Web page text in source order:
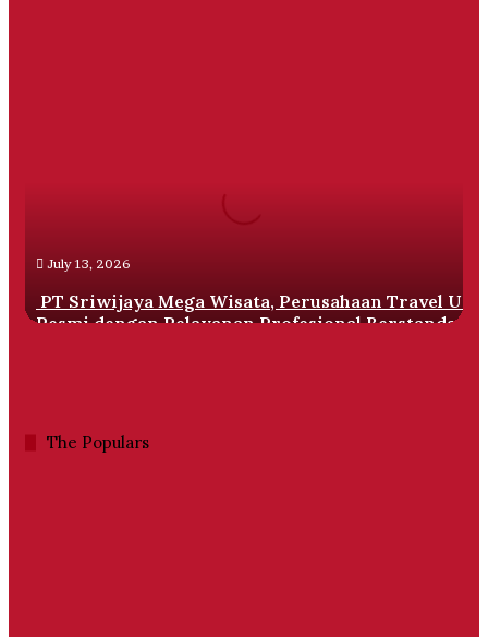
dengan
Pelayanan
Profesional
July 13, 2026
PT Sriwijaya Mega Wisata, Perusahaan Travel
Resmi dengan Pelayanan Profesional Berstandar
The Populars